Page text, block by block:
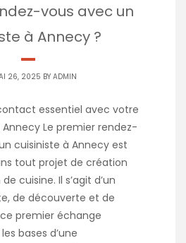
vous avec un
à Annecy ?
26, 2025 BY ADMIN
essentiel avec votre
Le premier rendez-
cuisiniste à Annecy est
tout projet de création
cuisine. Il s’agit d’un
de découverte et de
premier échange
bases d’une